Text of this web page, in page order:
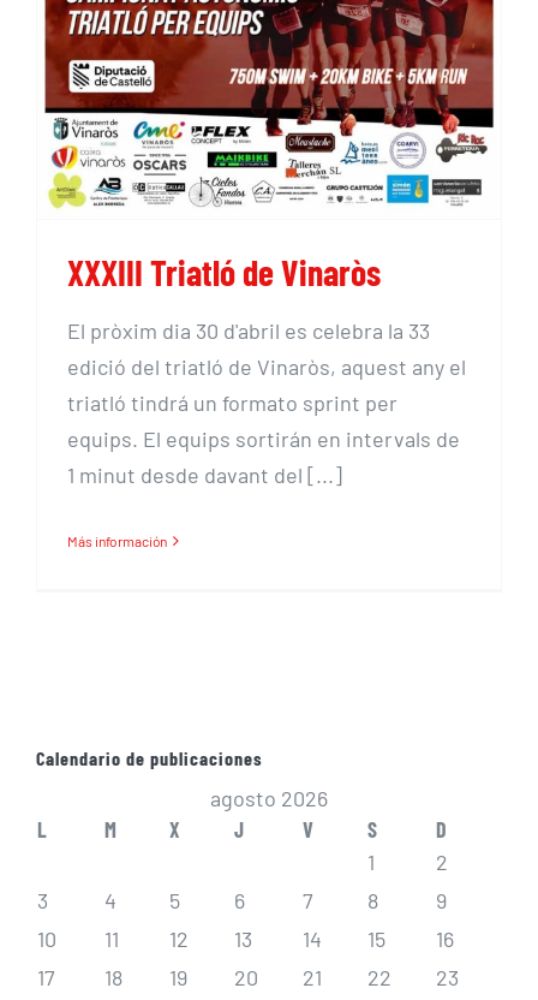
XXXIII Triatló de Vinaròs
El pròxim dia 30 d'abril es celebra la 33
edició del triatló de Vinaròs, aquest any el
triatló tindrá un formato sprint per
equips. El equips sortirán en intervals de
1 minut desde davant del [...]
Más información
Calendario de publicaciones
agosto 2026
L
M X J V S
D
1
2
3
4 5 6 7 8
9
10
11 12 13 14 15
16
17
18 19 20 21 22
23